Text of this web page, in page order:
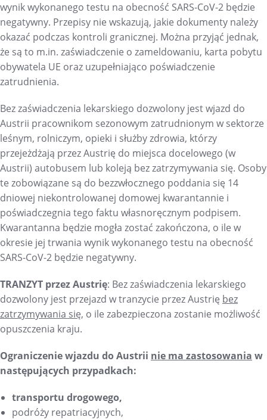
wynik wykonanego testu na obecność SARS-CoV-2 będzie
negatywny. Przepisy nie wskazują, jakie dokumenty należy
okazać podczas kontroli granicznej. Można przyjąć jednak,
że są to m.in. zaświadczenie o zameldowaniu, karta pobytu
obywatela UE oraz uzupełniająco poświadczenie
zatrudnienia.
Bez zaświadczenia lekarskiego dozwolony jest wjazd do
Austrii pracownikom sezonowym zatrudnionym w sektorze
leśnym, rolniczym, opieki i służby zdrowia, którzy
przejeżdżają przez Austrię do miejsca docelowego (w
Austrii) autobusem lub koleją bez zatrzymywania się. Osoby
te zobowiązane są do bezzwłocznego poddania się 14
dniowej niekontrolowanej domowej kwarantannie i
poświadczegnia tego faktu własnoręcznym podpisem.
Kwarantanna będzie mogła zostać zakończona, o ile w
okresie jej trwania wynik wykonanego testu na obecność
SARS-CoV-2 będzie negatywny.
TRANZYT przez Austrię: Bez zaświadczenia lekarskiego
dozwolony jest przejazd w tranzycie przez Austrię bez
zatrzymywania się, o ile zabezpieczona zostanie możliwość
opuszczenia kraju.
Ograniczenie wjazdu do Austrii nie ma zastosowania w
następujących przypadkach:
transportu drogowego,
podróży repatriacyjnych,